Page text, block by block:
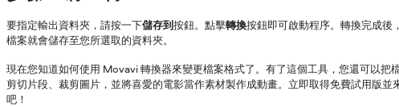
要指定輸出資料夾，請按一下儲存到按鈕。點擊轉換按鈕即可啟動程序。轉換完成後
檔案就會儲存至您所選取的資料夾。
現在您知道如何使用 Movavi 轉換器來變更檔案格式了。有了這個工具，您還可以把檔
剪切片段、裁剪圖片，並將喜愛的電影當作素材製作成動畫。立即取得免費試用版並
吧！